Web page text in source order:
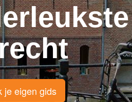
je eigen gids